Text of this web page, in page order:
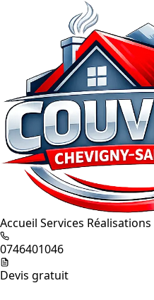
Accueil Services Réalisations
0746401046
Devis gratuit